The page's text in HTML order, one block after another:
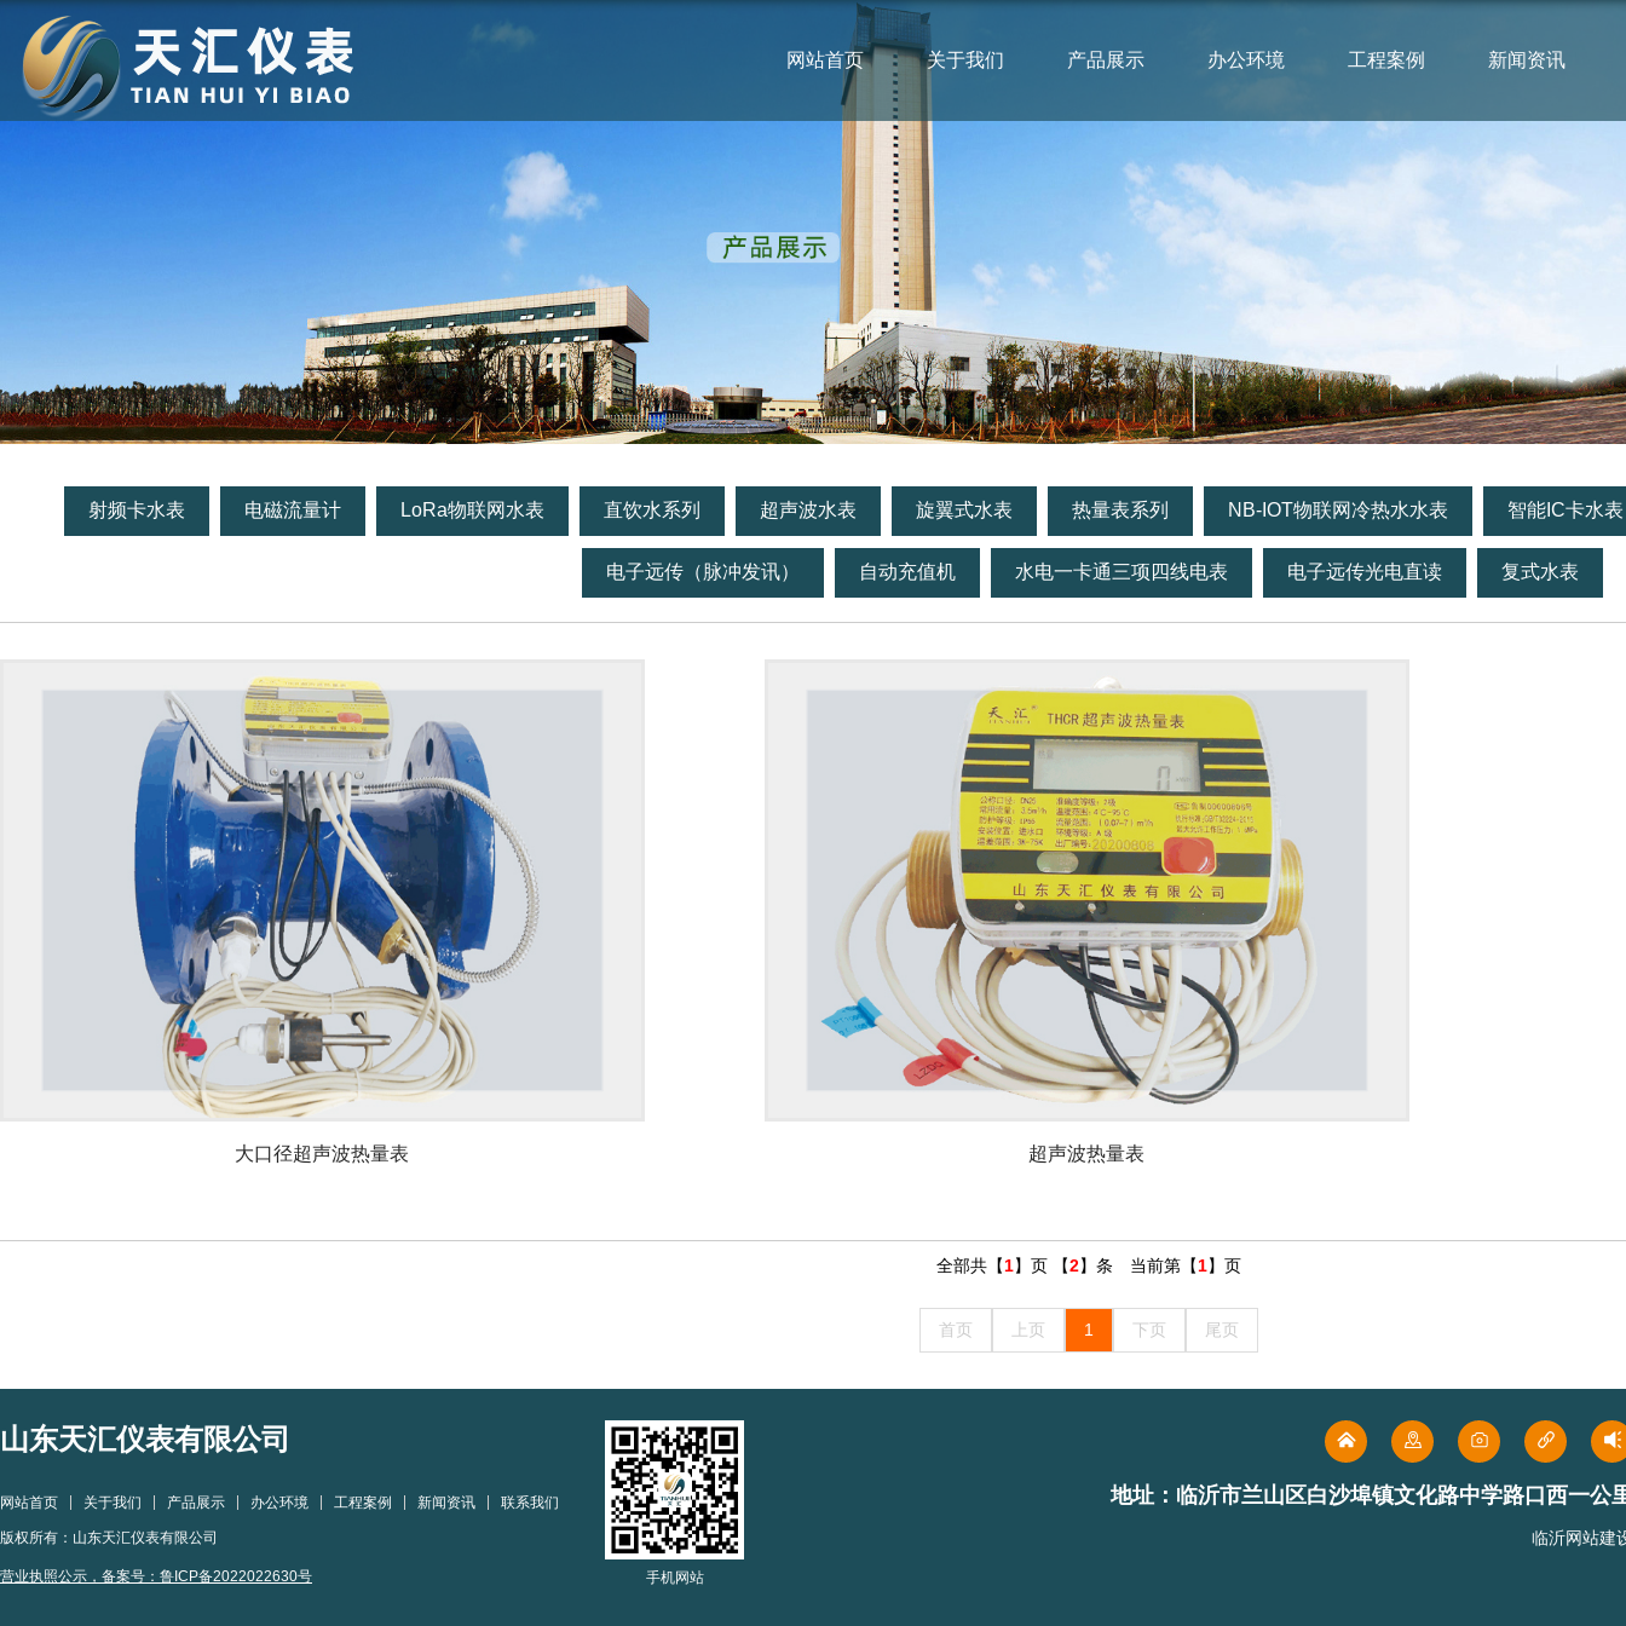
网站首页 关于我们 产品展示 办公环境 工程案例 新闻资讯
射频卡水表 电磁流量计 LoRa物联网水表 直饮水系列 超声波水表 旋翼式水表 热量表系列 NB-IOT物联网冷热水水表 智能IC卡水
电子远传（脉冲发讯） 自动充值机 水电一卡通三项四线电表 电子远传光电直读 复式水表
大口径超声波热量表 超声波热量表
全部共【1】页 【2】条 当前第【1】页
首页 上页 1 下页 尾页
山东天汇仪表有限公司
网站首页 关于我们 产品展示 办公环境 工程案例 新闻资讯 联系我们
版权所有：山东天汇仪表有限公司
营业执照公示 ， 备案号：鲁ICP备2022022630号 手机网站
地址：临沂市兰山区白沙埠镇文化路中学路口西一公
临沂网站建